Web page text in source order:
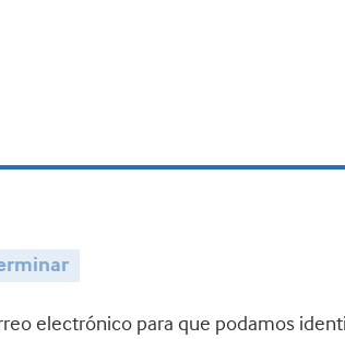
electrónico para que podamos